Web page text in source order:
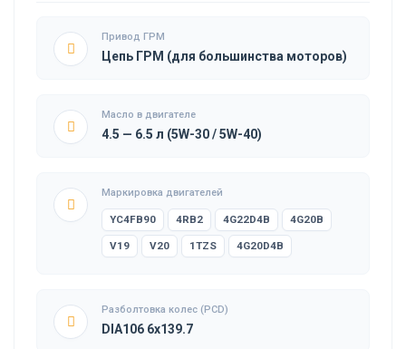
Привод ГРМ
Цепь ГРМ (для большинства моторов)
Масло в двигателе
4.5 — 6.5 л (5W-30 / 5W-40)
Маркировка двигателей
YC4FB90 4RB2 4G22D4B 4G20B
V19 V20 1TZS 4G20D4B
Разболтовка колес (PCD)
DIA106 6x139.7